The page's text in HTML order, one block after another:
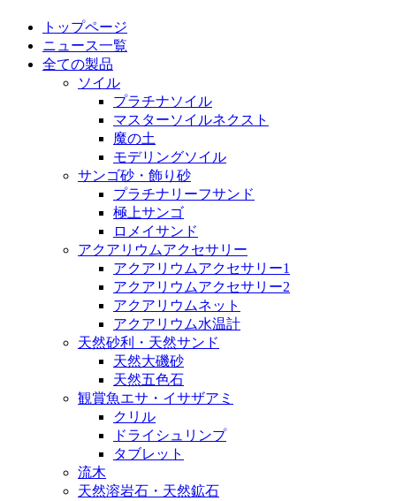
トップページ
ニュース一覧
全ての製品
ソイル
プラチナソイル
マスターソイルネクスト
魔の土
モデリングソイル
サンゴ砂・飾り砂
プラチナリーフサンド
極上サンゴ
ロメイサンド
アクアリウムアクセサリー
アクアリウムアクセサリー1
アクアリウムアクセサリー2
アクアリウムネット
アクアリウム水温計
天然砂利・天然サンド
天然大磯砂
天然五色石
観賞魚エサ・イサザアミ
クリル
ドライシュリンプ
タブレット
流木
天然溶岩石・天然鉱石